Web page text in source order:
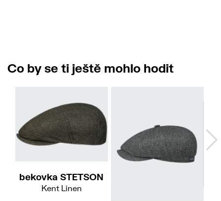
Co by se ti ještě mohlo hodit
bekovka STETSON
Kent Linen